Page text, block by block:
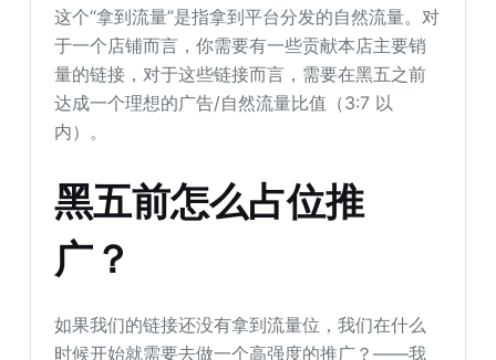
这个“拿到流量”是指拿到平台分发的自然流量。对
于一个店铺而言，你需要有一些贡献本店主要销
量的链接，对于这些链接而言，需要在黑五之前
达成一个理想的广告/自然流量比值（3:7 以
内）。
黑五前怎么占位推
广？
如果我们的链接还没有拿到流量位，我们在什么
时候开始就需要去做一个高强度的推广？——我